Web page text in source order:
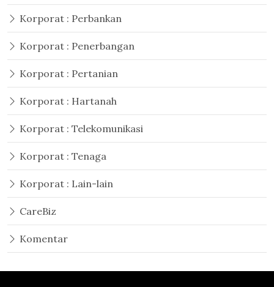
Korporat : Perbankan
Korporat : Penerbangan
Korporat : Pertanian
Korporat : Hartanah
Korporat : Telekomunikasi
Korporat : Tenaga
Korporat : Lain-lain
CareBiz
Komentar